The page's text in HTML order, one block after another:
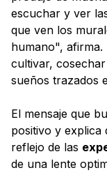
escuchar y ver
que ven los
humano", afirma.
cultivar,
sueños trazados
El mensaje que
positivo y explica
reflejo de las
de una lente